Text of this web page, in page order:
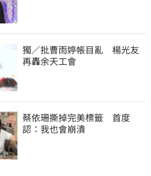
獨／批曹雨婷帳目亂　楊光友
再轟余天工會
蔡依珊撕掉完美標籤　首度
認：我也會崩潰